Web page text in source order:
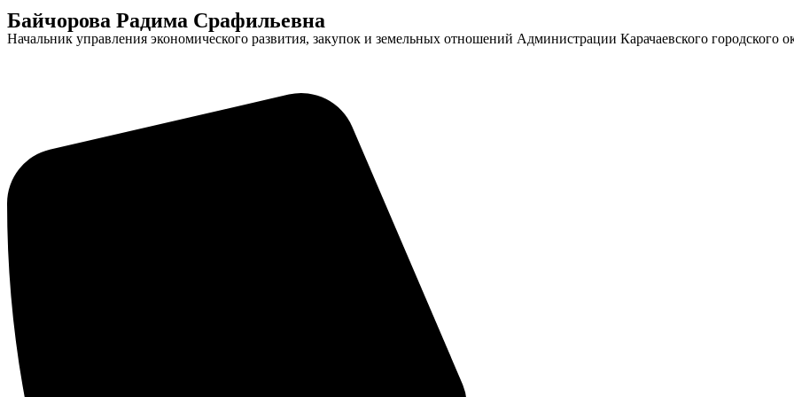
Байчорова Радима Срафильевна
Начальник управления экономического развития, закупок и земельных отношений Администрации Карачаевского городского